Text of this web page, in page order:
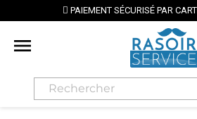
PAIEMENT SÉCURISÉ PAR
